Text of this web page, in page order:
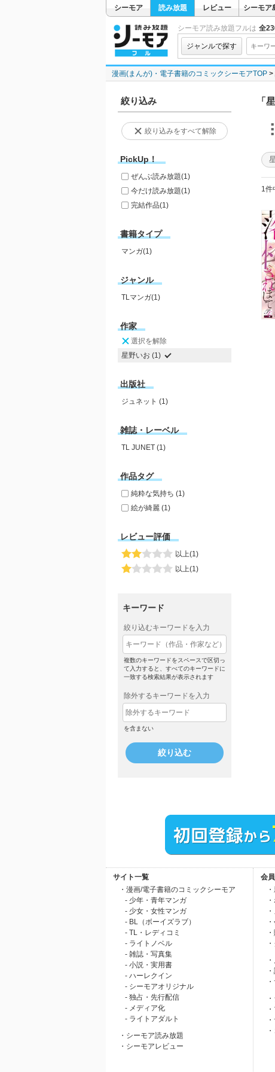
シーモア 読み放題 レビュー シーモア
シーモア読み放題フルは 全
ジャンルで探す
漫画(まんが)・電子書籍のコミックシーモアTOP
絞り込み
絞り込みをすべて解除
PickUp！
ぜんぶ読み放題(1)
今だけ読み放題(1)
完結作品(1)
書籍タイプ
マンガ(1)
ジャンル
TLマンガ(1)
作家
選択を解除
星野いお (1)
出版社
ジュネット (1)
雑誌・レーベル
TL JUNET (1)
作品タグ
純粋な気持ち (1)
絵が綺麗 (1)
レビュー評価
以上(1)
以上(1)
キーワード
絞り込むキーワードを入力
複数のキーワードをスペースで区切っ
て入力すると、すべてのキーワードに
一致する検索結果が表示されます
除外するキーワードを入力
を含まない
絞り込む
「
1件
サイト一覧
・漫画/電子書籍のコミックシーモア
- 少年・青年マンガ
- 少女・女性マンガ
- BL（ボーイズラブ）
- TL・レディコミ
- ライトノベル
- 雑誌・写真集
- 小説・実用書
- ハーレクイン
- シーモアオリジナル
- 独占・先行配信
- メディア化
- ライトアダルト
・シーモア読み放題
・シーモアレビュー
会